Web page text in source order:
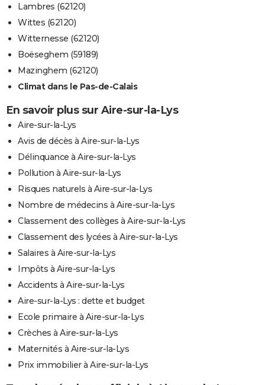
Lambres (62120)
Wittes (62120)
Witternesse (62120)
Boëseghem (59189)
Mazinghem (62120)
Climat dans le Pas-de-Calais
En savoir plus sur Aire-sur-la-Lys
Aire-sur-la-Lys
Avis de décès à Aire-sur-la-Lys
Délinquance à Aire-sur-la-Lys
Pollution à Aire-sur-la-Lys
Risques naturels à Aire-sur-la-Lys
Nombre de médecins à Aire-sur-la-Lys
Classement des collèges à Aire-sur-la-Lys
Classement des lycées à Aire-sur-la-Lys
Salaires à Aire-sur-la-Lys
Impôts à Aire-sur-la-Lys
Accidents à Aire-sur-la-Lys
Aire-sur-la-Lys : dette et budget
Ecole primaire à Aire-sur-la-Lys
Crèches à Aire-sur-la-Lys
Maternités à Aire-sur-la-Lys
Prix immobilier à Aire-sur-la-Lys